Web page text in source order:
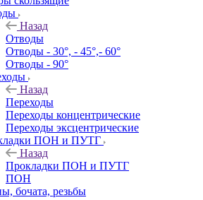
Назад
Отводы
Отводы - 30°, - 45°,- 60°
Отводы - 90°
Назад
Переходы
Переходы концентрические
Переходы эксцентрические
ПОН и ПУТГ
Назад
Прокладки ПОН и ПУТГ
ПОН
бочата, резьбы